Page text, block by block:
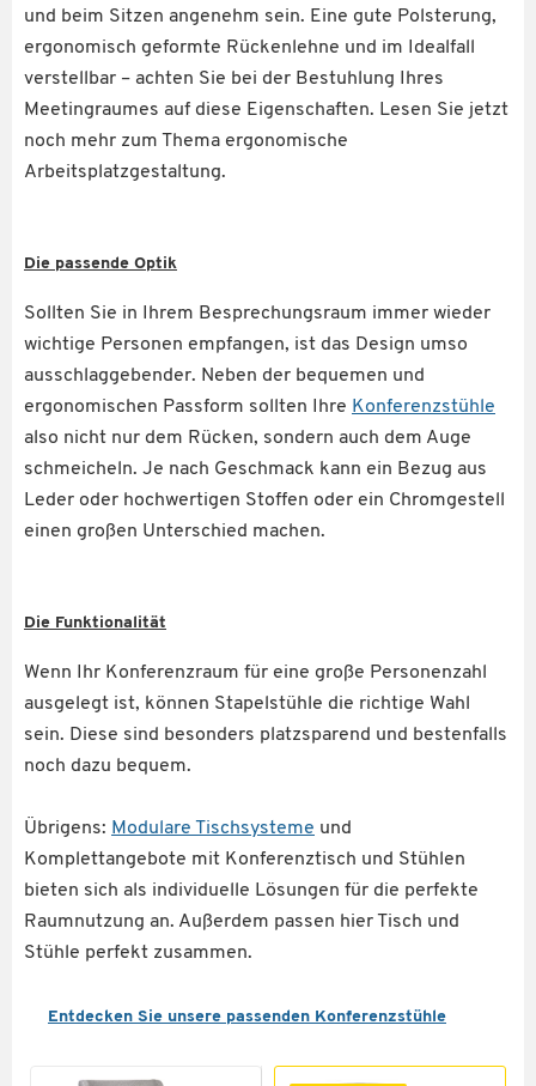
und beim Sitzen angenehm sein. Eine gute Polsterung,
ergonomisch geformte Rückenlehne und im Idealfall
verstellbar – achten Sie bei der Bestuhlung Ihres
Meetingraumes auf diese Eigenschaften. Lesen Sie jetzt
noch mehr zum Thema ergonomische
Arbeitsplatzgestaltung.
Die passende Optik
Sollten Sie in Ihrem Besprechungsraum immer wieder
wichtige Personen empfangen, ist das Design umso
ausschlaggebender. Neben der bequemen und
ergonomischen Passform sollten Ihre Konferenzstühle
also nicht nur dem Rücken, sondern auch dem Auge
schmeicheln. Je nach Geschmack kann ein Bezug aus
Leder oder hochwertigen Stoffen oder ein Chromgestell
einen großen Unterschied machen.
Die Funktionalität
Wenn Ihr Konferenzraum für eine große Personenzahl
ausgelegt ist, können Stapelstühle die richtige Wahl
sein. Diese sind besonders platzsparend und bestenfalls
noch dazu bequem.
Übrigens: Modulare Tischsysteme und
Komplettangebote mit Konferenztisch und Stühlen
bieten sich als individuelle Lösungen für die perfekte
Raumnutzung an. Außerdem passen hier Tisch und
Stühle perfekt zusammen.
Entdecken Sie unsere passenden Konferenzstühle